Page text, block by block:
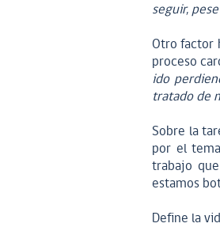
seguir,
Otro factor
proceso
ido
tratado de
Sobre la
por el
trabajo
estamos
Define la